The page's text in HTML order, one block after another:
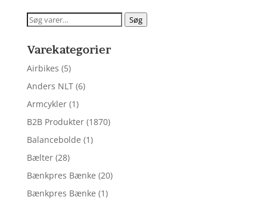
Søg
Søg
Varekategorier
Airbikes (5)
Anders NLT (6)
Armcykler (1)
B2B Produkter (1870)
Balancebolde (1)
Bælter (28)
Bænkpres Bænke (20)
Bænkpres Bænke (1)